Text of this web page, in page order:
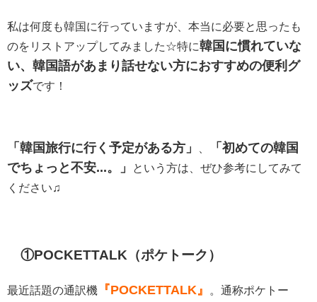
私は何度も韓国に行っていますが、本当に必要と思ったも
のをリストアップしてみました☆特に韓国に慣れていな
い、韓国語があまり話せない方におすすめの便利グ
ッズです！
「韓国旅行に行く予定がある方」
「初めての韓国
でちょっと不安...。」
という方は、ぜひ参考にしてみて
ください♫
①POCKETTALK（ポケトーク）
最近話題の通訳機 『POCKETTALK』
。通称ポケトー